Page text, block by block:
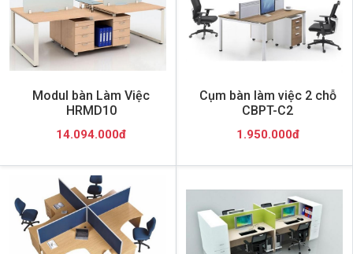
Modul bàn Làm Việc
HRMD10
14.094.000đ
Cụm bàn làm việc 2 chỗ
CBPT-C2
1.950.000đ